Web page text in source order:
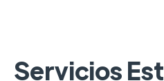
Servicios